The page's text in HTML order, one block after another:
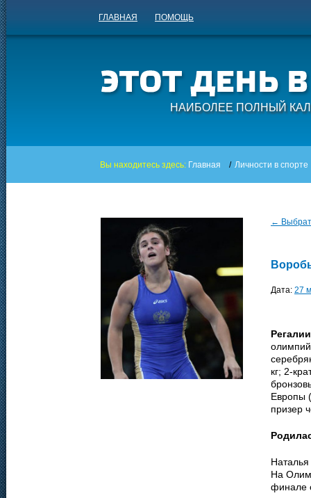
ГЛАВНАЯ ПОМОЩЬ
НАИБОЛЕЕ ПОЛНЫЙ
Вы находитесь здесь: Главная / Личности в спорте
←
Дата: 27
кг; 2-
Европы
призер
На
финале